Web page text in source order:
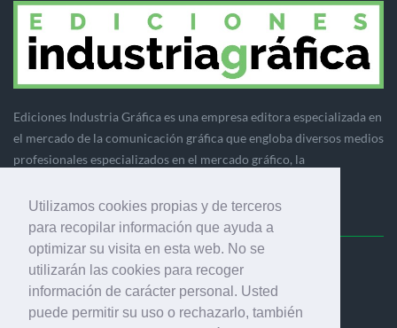
Utilizamos cookies propias y de terceros
para recopilar información que ayuda a
optimizar su visita en esta web. No se
utilizarán las cookies para recoger
información de carácter personal. Usted
puede permitir su uso o rechazarlo, también
Ediciones Industria Gráfica es una empresa editora especializada en
el mercado de la comunicación gráfica que engloba diversos medios
profesionales especializados en el mercado gráfico, la
Ediciones Industria Gráfica, S.C.P.
Calle Fluvià 257, bajos, 08020 Barcelona (España)